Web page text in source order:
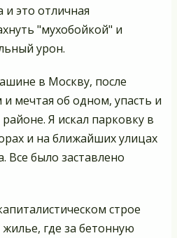
и это отличная
"мухобойкой" и
урон.
в Москву, после
мечтая об одном, упасть и
Я искал парковку в
и на ближайших улицах
Все было заставлено
строе
где за бетонную